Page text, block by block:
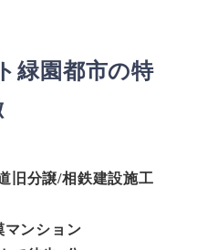
緑園都市の特
旧分譲/相鉄建設施工
マンション